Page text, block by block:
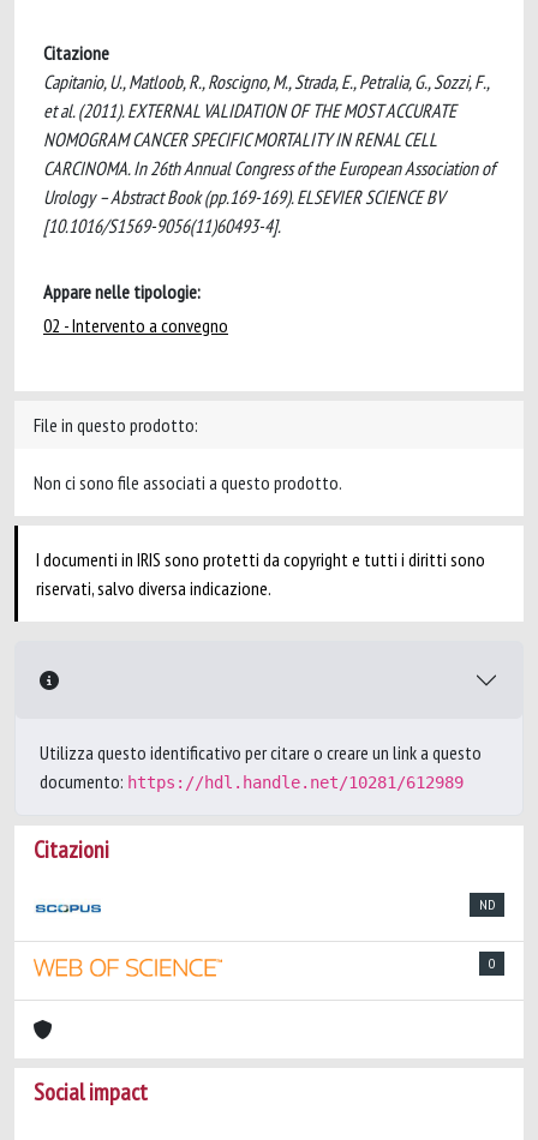
Citazione
Capitanio, U., Matloob, R., Roscigno, M., Strada, E., Petralia, G., Sozzi, F.,
et al. (2011). EXTERNAL VALIDATION OF THE MOST ACCURATE
NOMOGRAM CANCER SPECIFIC MORTALITY IN RENAL CELL
CARCINOMA. In 26th Annual Congress of the European Association of
Urology – Abstract Book (pp.169-169). ELSEVIER SCIENCE BV
[10.1016/S1569-9056(11)60493-4].
Appare nelle tipologie:
02 - Intervento a convegno
File in questo prodotto:
Non ci sono file associati a questo prodotto.
I documenti in IRIS sono protetti da copyright e tutti i diritti sono
riservati, salvo diversa indicazione.
Utilizza questo identificativo per citare o creare un link a questo
documento: https://hdl.handle.net/10281/612989
Citazioni
ND
0
Social impact